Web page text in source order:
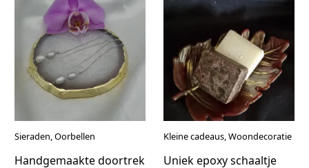
Sieraden, Oorbellen
Handgemaakte doortrek
Kleine cadeaus, Woondecoratie
Uniek epoxy schaaltje